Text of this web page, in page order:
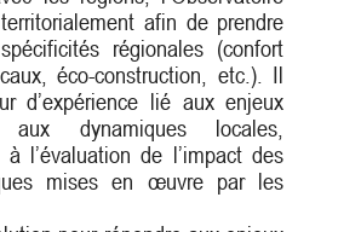
afin de prendre
régionales (confort
éco-construction, etc.). Il
d’expérience lié aux enjeux
dynamiques locales,
l’évaluation de l’impact des
mises en œuvre par les